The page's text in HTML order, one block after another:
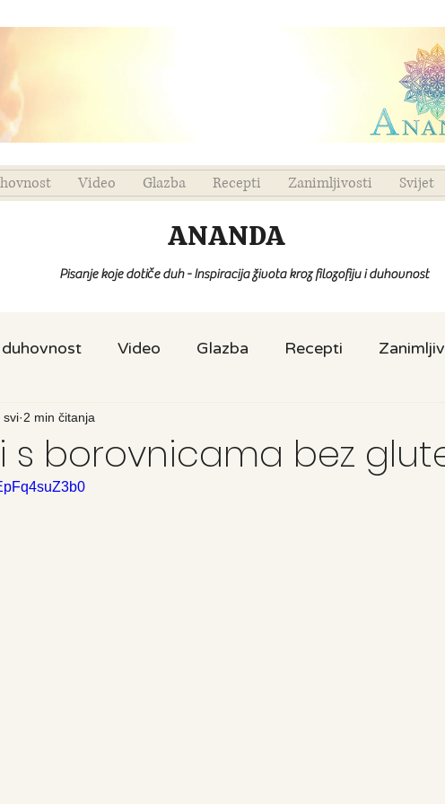
Video Glazba Recepti Zanimljivosti Svijet
ANANDA
Pisanje koje dotiče duh - Inspiracija života kroz filozofiju i duhovnost
Video Glazba Recepti
s borovnicama bez
svi 2 min čitanja